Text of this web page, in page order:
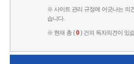
※ 사이트 관리 규정에 어긋나는 의
습니다.
※ 현재 총 (0) 건의 독자의견이 있